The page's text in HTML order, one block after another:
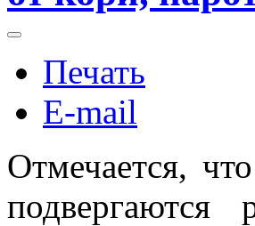
Печать
E-mail
Отмечается,